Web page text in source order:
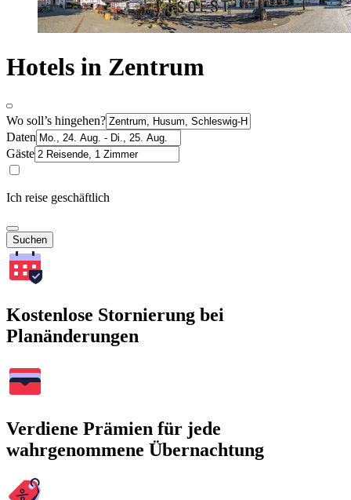
Hotels in Zentrum
Wo soll’s hingehen?
Daten
Gäste
Ich reise geschäftlich
Suchen
Kostenlose Stornierung bei
Planänderungen
Verdiene Prämien für jede
wahrgenommene Übernachtung